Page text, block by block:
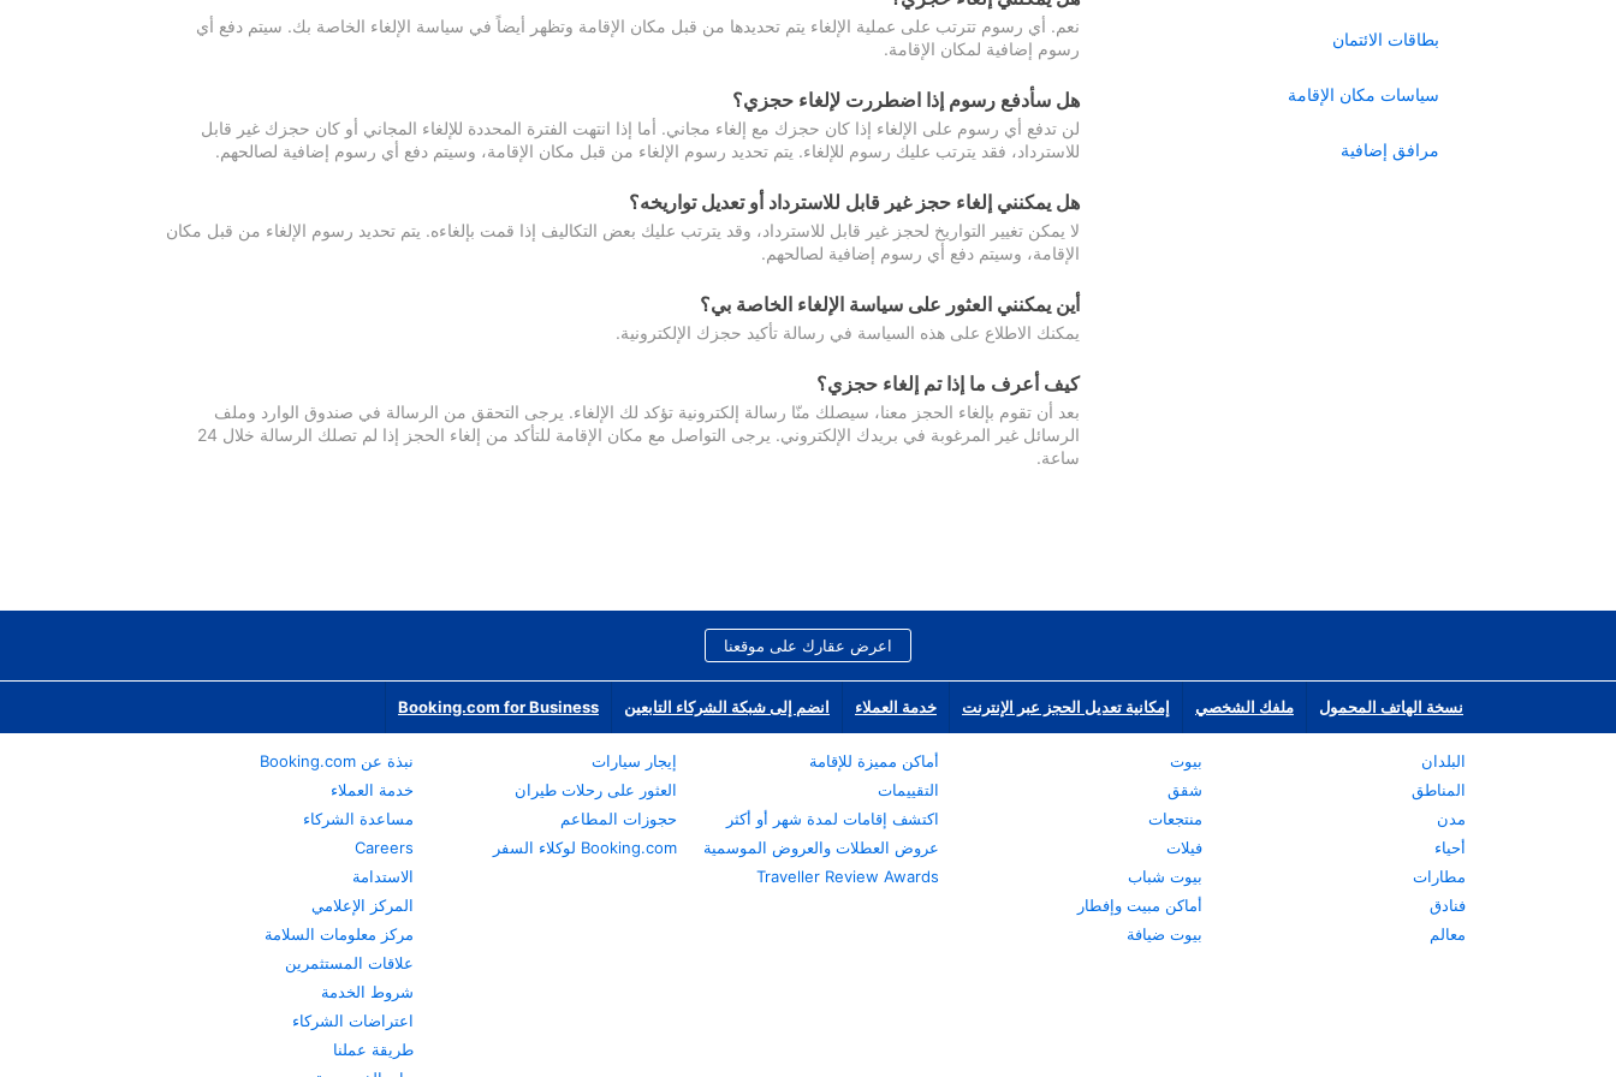
بطاقات الائتمان
سياسات مكان الإقامة
مرافق إضافية
نعم. أي رسوم تترتب على عملية الإلغاء يتم تحديدها من قبل مكان الإقامة وتظهر أيضاً في سياسة الإلغاء الخاصة بك. سيتم دفع أي
رسوم إضافية لمكان الإقامة.
هل سأدفع رسوم إذا اضطررت لإلغاء حجزي؟
لن تدفع أي رسوم على الإلغاء إذا كان حجزك مع إلغاء مجاني. أما إذا انتهت الفترة المحددة للإلغاء المجاني أو كان حجزك غير قابل
للاسترداد، فقد يترتب عليك رسوم للإلغاء. يتم تحديد رسوم الإلغاء من قبل مكان الإقامة، وسيتم دفع أي رسوم إضافية لصالحهم.
هل يمكنني إلغاء حجز غير قابل للاسترداد أو تعديل تواريخه؟
لا يمكن تغيير التواريخ لحجز غير قابل للاسترداد، وقد يترتب عليك بعض التكاليف إذا قمت بإلغاءه. يتم تحديد رسوم الإلغاء من قبل مكان
الإقامة، وسيتم دفع أي رسوم إضافية لصالحهم.
أين يمكنني العثور على سياسة الإلغاء الخاصة بي؟
يمكنك الاطلاع على هذه السياسة في رسالة تأكيد حجزك الإلكترونية.
كيف أعرف ما إذا تم إلغاء حجزي؟
بعد أن تقوم بإلغاء الحجز معنا، سيصلك منّا رسالة إلكترونية تؤكد لك الإلغاء. يرجى التحقق من الرسالة في صندوق الوارد وملف
الرسائل غير المرغوبة في بريدك الإلكتروني. يرجى التواصل مع مكان الإقامة للتأكد من إلغاء الحجز إذا لم تصلك الرسالة خلال 24
ساعة.
اعرض عقارك على موقعنا
نسخة الهاتف المحمول ملفك الشخصي إمكانية تعديل الحجز عبر الإنترنت خدمة العملاء انضم إلى شبكة الشركاء التابعين Booking.com for Business
البلدان
المناطق
مدن
أحياء
مطارات
فنادق
معالم
بيوت
شقق
منتجعات
فيلات
بيوت شباب
أماكن مبيت وإفطار
بيوت ضيافة
أماكن مميزة للإقامة
التقييمات
اكتشف إقامات لمدة شهر أو أكثر
عروض العطلات والعروض الموسمية
Traveller Review Awards
إيجار سيارات
العثور على رحلات طيران
حجوزات المطاعم
Booking.com لوكلاء السفر
نبذة عن Booking.com
خدمة العملاء
مساعدة الشركاء
Careers
الاستدامة
المركز الإعلامي
مركز معلومات السلامة
علاقات المستثمرين
شروط الخدمة
اعتراضات الشركاء
طريقة عملنا